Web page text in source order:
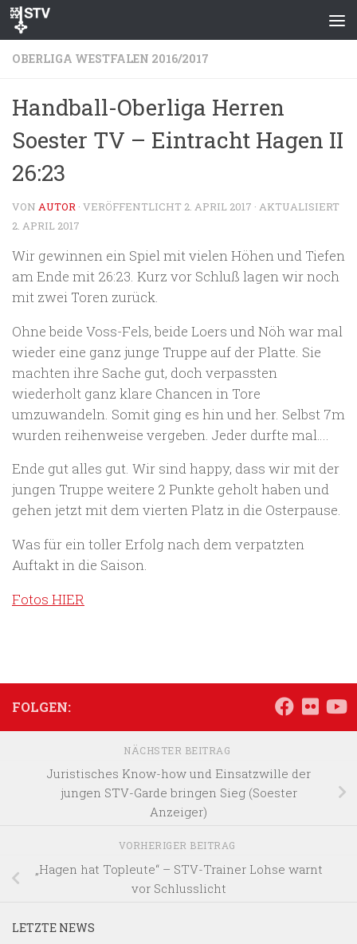
Zum Inhalt springen
OBERLIGA WESTFALEN 2016/2017
Handball-Oberliga Herren
Soester TV – Eintracht Hagen II
26:23
VON AUTOR · VERÖFFENTLICHT 2. APRIL 2017 · AKTUALISIERT
2. APRIL 2017
Wir gewinnen ein Spiel mit vielen Höhen und Tiefen
am Ende mit 26:23. Kurz vor Schluß lagen wir noch
mit zwei Toren zurück.
Ohne beide Voss-Fels, beide Loers und Nöh war mal
wieder eine ganz junge Truppe auf der Platte. Sie
machten ihre Sache gut, doch verpassten
wiederholt ganz klare Chancen in Tore
umzuwandeln. Somit ging es hin und her. Selbst 7m
wurden reihenweise vergeben. Jeder durfte mal….
Ende gut alles gut. Wir sind happy, dass wir mit der
jungen Truppe weitere 2 Punkte geholt haben und
gehen jetzt mit dem vierten Platz in die Osterpause.
Was für ein toller Erfolg nach dem verpatzten
Auftakt in die Saison.
Fotos HIER
FOLGEN:
NÄCHSTER BEITRAG
Juristisches Know-how und Einsatzwille der
jungen STV-Garde bringen Sieg (Soester
Anzeiger)
VORHERIGER BEITRAG
„Hagen hat Topleute“ – STV-Trainer Lohse warnt
vor Schlusslicht
LETZTE NEWS